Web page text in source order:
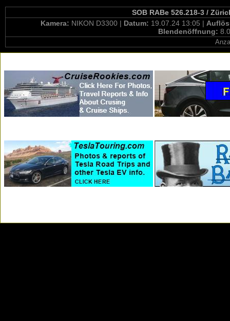
SOB RABe 526.218-3 /
Kamera: NIKON D3300 | Datum: 19.07.24 13:05 |
Blendenöffnung: